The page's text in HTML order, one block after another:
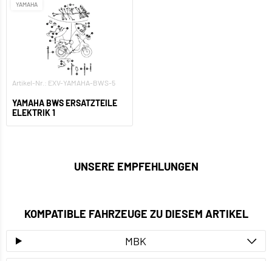
YAMAHA
Artikel-Nr.: EXV-YAMAHA-BWS-5
YAMAHA BWS ERSATZTEILE
ELEKTRIK 1
UNSERE EMPFEHLUNGEN
KOMPATIBLE FAHRZEUGE ZU DIESEM ARTIKEL
MBK